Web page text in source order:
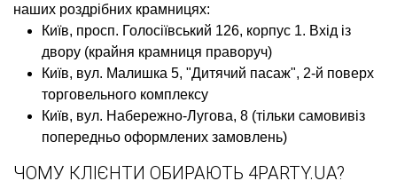
наших роздрібних крамницях:
Київ, просп. Голосіївський 126, корпус 1. Вхід із
двору (крайня крамниця праворуч)
Київ, вул. Малишка 5, "Дитячий пасаж", 2-й поверх
торговельного комплексу
Київ, вул. Набережно-Лугова, 8 (тільки самовивіз
попередньо оформлених замовлень)
ЧОМУ КЛІЄНТИ ОБИРАЮТЬ 4PARTY.UA?